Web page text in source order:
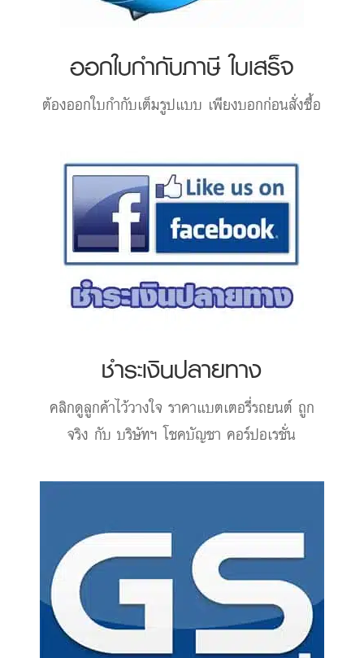
ออกใบกำกับภาษี ใบเสร็จ
ต้องออกใบกำกับเต็มรูปแบบ เพียงบอกก่อนสั่งซื้อ
ชำระเงินปลายทาง
คลิกดูลูกค้าไว้วางใจ ราคาแบตเตอรี่รถยนต์ถูก
จริง กับ บริษัทฯ โชคบัญชา คอร์ปอเรชั่น